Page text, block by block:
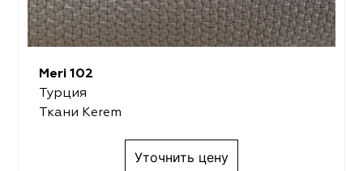
Meri 102
Турция
Ткани Kerem
Уточнить цену